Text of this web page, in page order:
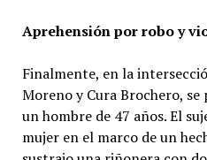
Aprehensión por robo y
Finalmente, en la
Moreno y Cura Brochero,
un hombre de 47 años. El
mujer en el marco de un